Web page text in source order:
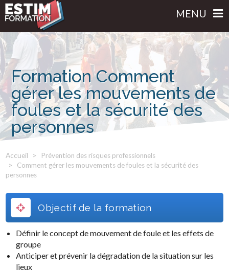
MENU
Formation Comment
gérer les mouvements de
foules et la sécurité des
personnes
Accueil
Prévention des risques professionnels
Comment gérer les mouvements de foules et la sécurité des
personnes
Objectif de la formation
Définir le concept de mouvement de foule et les effets de
groupe
Anticiper et prévenir la dégradation de la situation sur les
lieux